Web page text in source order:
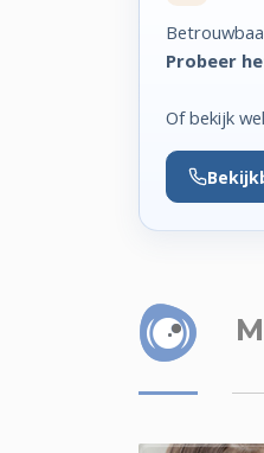
Probeer
Of bekijk
Bekijk